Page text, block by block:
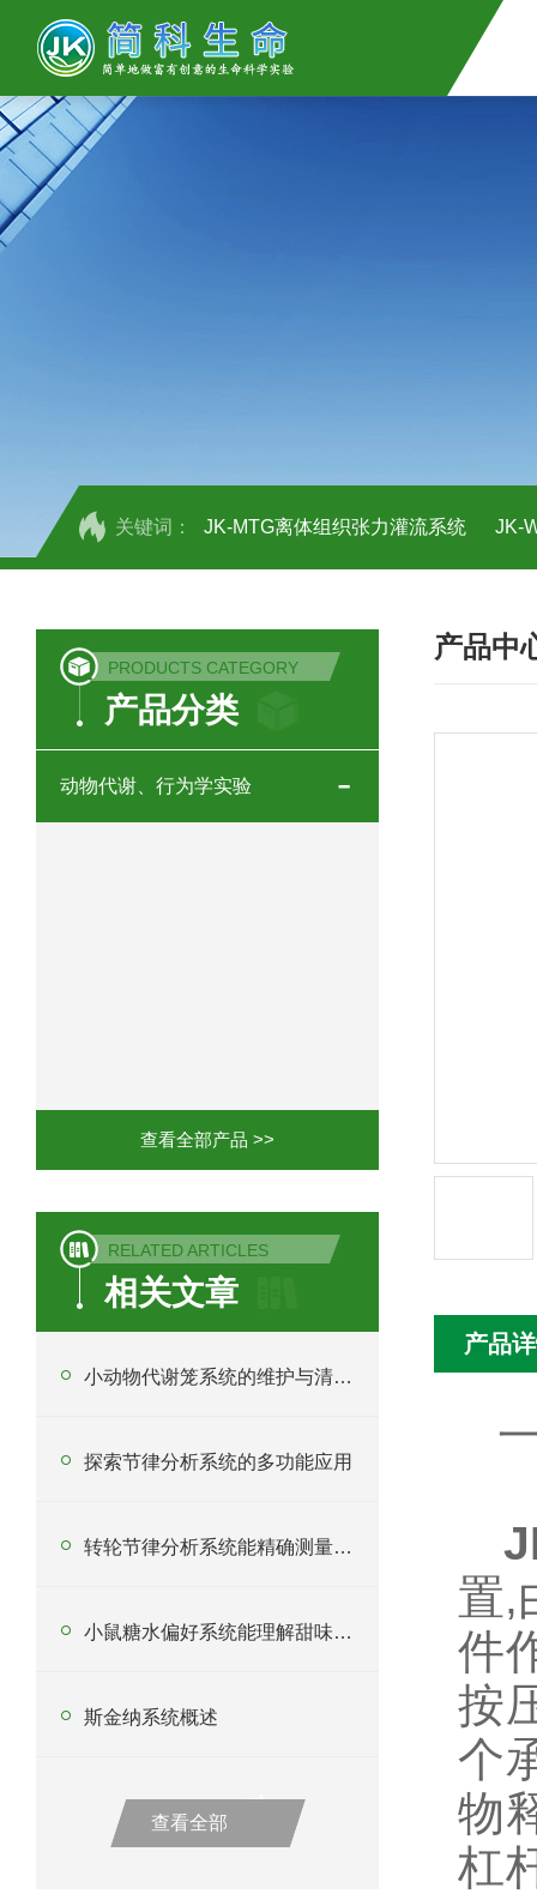
关键词： JK-MTG离体组织张力灌流系统 JK-
JK-IPD双通道脑室微量注射泵 JK-
JK-ABD全自动颅脑脊髓损伤撞击仪
JK-BSP-S数显式脑立体定位仪
PRODUCTS CATEGORY
产品分类
动物代谢、行为学实验
查看全部产品 >>
RELATED ARTICLES
相关文章
小动物代谢笼系统的维护与清洁技巧
探索节律分析系统的多功能应用
转轮节律分析系统能精确测量运动与生理节律的互动
小鼠糖水偏好系统能理解甜味偏好形成的环境与遗传因素
斯金纳系统概述
查看全部
产品中
产品
置,
件
按
个
物
杠